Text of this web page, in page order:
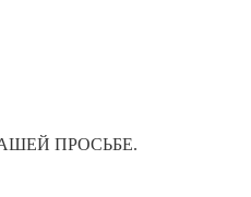
ВАШЕЙ ПРОСЬБЕ.